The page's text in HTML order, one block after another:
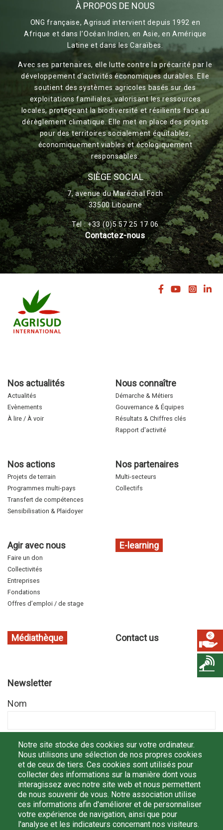
À PROPOS DE NOUS
ONG française, Agrisud intervient depuis 1992 en
Afrique et dans l’Océan Indien, en Asie, en Amérique
Latine et dans les Caraïbes.
Avec ses partenaires, elle lutte contre la précarité par le
développement d’activités économiques durables. Elle
soutient des systèmes agricoles basés sur des
exploitations familiales, valorisant les ressources
locales, protégeant la biodiversité et résilients face au
dérèglement climatique. Elle met en place des projets
pour des territoires socialement équitables,
économiquement viables et écologiquement
responsables.
SIÈGE SOCIAL
7, avenue du Maréchal Foch
33500 Libourne
Tel : +33 (0)5 57 25 17 06
Contactez-nous
Nos actualités
Actualités
Evènements
À lire / À voir
Nous connaître
Démarche & Métiers
Gouvernance & Équipes
Résultats & Chiffres clés
Rapport d'activité
Nos actions
Projets de terrain
Programmes multi-pays
Transfert de compétences
Sensibilisation & Plaidoyer
Nos partenaires
Multi-secteurs
Collectifs
Agir avec nous
Faire un don
Collectivités
Entreprises
Fondations
Offres d’emploi / de stage
E-learning
Médiathèque Contact us
Newsletter
Nom
Prénom
Email
En m'inscrivant, je confirme avoir lu et compris lapolitique de
Notre site stocke des cookies sur votre ordinateur.
Nous utilisons une sélection de nos propres cookies
et de ceux de tiers. Ces cookies sont utilisés pour
collecter des informations sur la manière dont vous
interagissez avec notre site web et nous permettent
de nous souvenir de vous. Notre association utilise
ces informations afin d'améliorer et de personnaliser
votre expérience de navigation, ainsi que pour
l'analyse et les indicateurs concernant nos visiteurs.